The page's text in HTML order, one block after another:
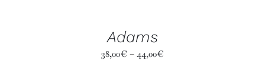
Adams
38,00€ – 44,00€